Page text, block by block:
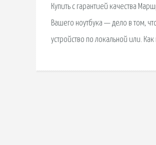
Купить с гарантией качества
Вашего ноутбука — дело в том,
устройство по локальной или.